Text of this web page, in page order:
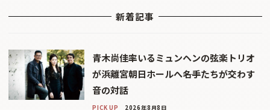
新着記事
青木尚佳率いるミュンヘンの弦楽トリオ
が浜離宮朝日ホールへ――名手たちが交わす
音の対話
PICK UP 2026年8月8日